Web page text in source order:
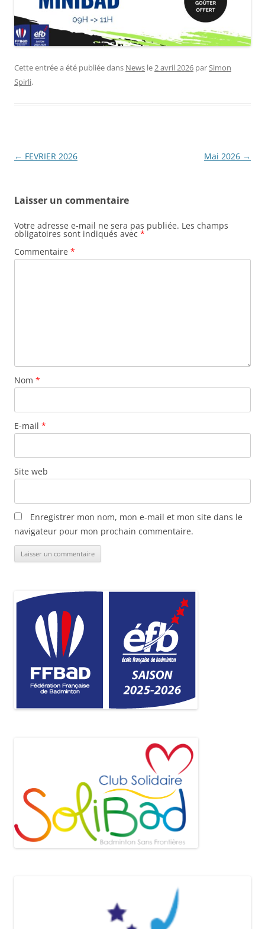
Cette entrée a été publiée dans News le 2 avril 2026 par Simon
Spirli.
Navigation
← FEVRIER 2026 Mai 2026 →
Laisser un commentaire
Votre adresse e-mail ne sera pas publiée. Les champs
obligatoires sont indiqués avec *
Commentaire *
Nom *
E-mail *
Site web
Enregistrer mon nom, mon e-mail et mon site dans le
navigateur pour mon prochain commentaire.